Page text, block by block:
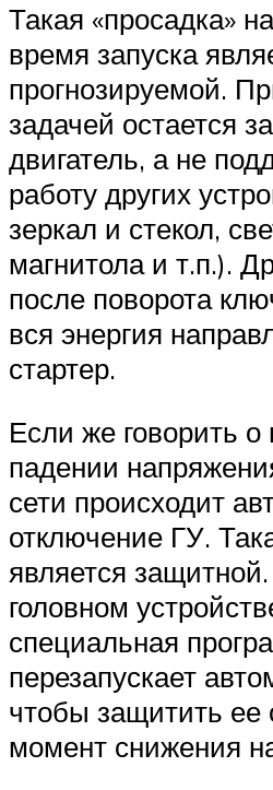
Такая «просадка»
время запуска
прогнозируемой.
задачей остается
двигатель, а не
работу других
зеркал и стекол,
магнитола и т.п.).
после поворота
вся энергия
стартер.
Если же говорить о
падении
сети происходит
отключение ГУ.
является
головном
специальная
перезапускает
чтобы защитить ее
момент снижения